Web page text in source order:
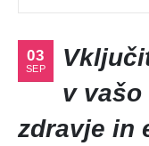
03
SEP
v vašo
zdravje in